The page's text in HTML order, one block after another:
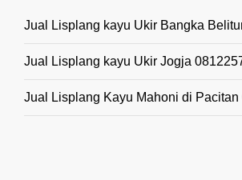
Jual Lisplang kayu Ukir Bangka
Jual Lisplang kayu Ukir Jogja
Jual Lisplang Kayu Mahoni di